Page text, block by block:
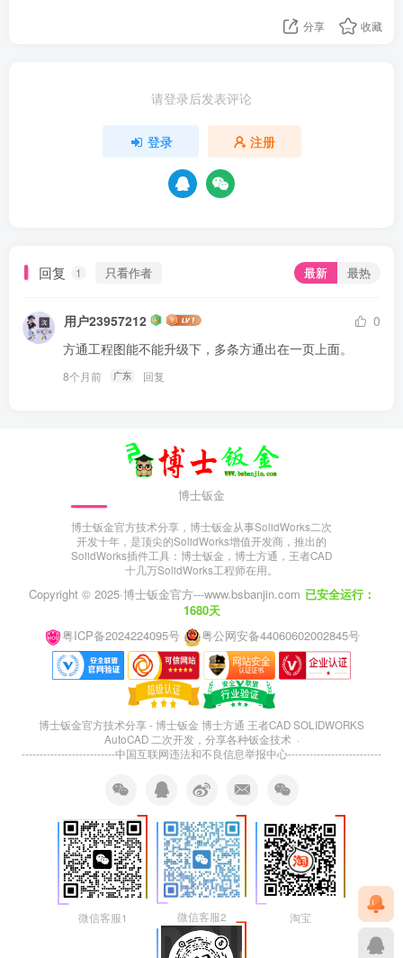
分享 收藏
请登录后发表评论
登录 注册
回复 1 只看作者 最新 最热
用户23957212
0
方通工程图能不能升级下，多条方通出在一页上面。
8个月前 广东 回复
博士钣金
博士钣金官方技术分享，博士钣金从事SolidWorks二次
开发十年，是顶尖的SolidWorks增值开发商，推出的
SolidWorks插件工具：博士钣金，博士方通，王者CAD
十几万SolidWorks工程师在用。
Copyright © 2025·博士钣金官方---www.bsbanjin.com 已安全运行：
1680天
粤ICP备2024224095号
粤公网安备44060602002845号
博士钣金官方技术分享 - 博士钣金 博士方通 王者CAD SOLIDWORKS
AutoCAD 二次开发，分享各种钣金技术 ·
--------------------------中国互联网违法和不良信息举报中心--------------------------
微信客服1 微信客服2 淘宝